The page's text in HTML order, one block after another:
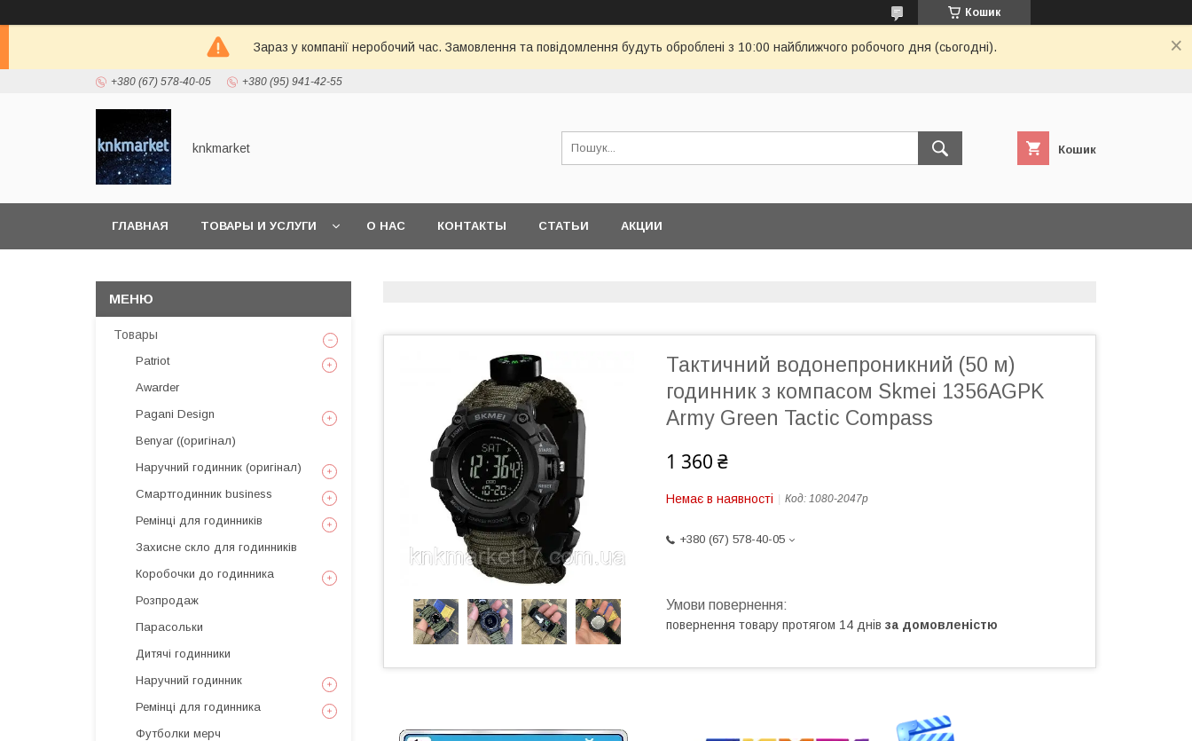
Кошик
Зараз у компанії неробочий час. Замовлення та повідомлення будуть оброблені з 10:00 найближчого робочого дня (сьогодні).
+380 (67) 578-40-05 +380 (95) 941-42-55
knkmarket Кошик
ГЛАВНАЯ ТОВАРЫ И УСЛУГИ О НАС КОНТАКТЫ СТАТЬИ АКЦИИ
Тактичний водонепроникний (50 м)
годинник з компасом Skmei 1356AGPK
Army Green Tactic Compass
1 360 ₴
Немає в наявності Код: 1080-2047р
+380 (67) 578-40-05
повернення товару протягом 14 днів за домовленістю
Товары
Patriot
Awarder
Pagani Design
Benyar ((оригінал)
Наручний годинник (оригінал)
Смартгодинник business
Ремінці для годинників
Захисне скло для годинників
Коробочки до годинника
Розпродаж
Парасольки
Дитячі годинники
Наручний годинник
Ремінці для годинника
Футболки мерч